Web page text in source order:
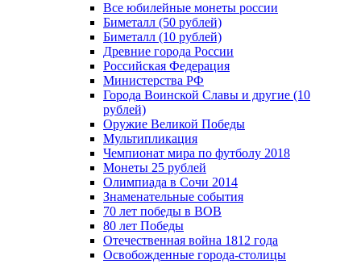
Все юбилейные монеты россии
Биметалл (50 рублей)
Биметалл (10 рублей)
Древние города России
Российская Федерация
Министерства РФ
Города Воинской Славы и другие (10
рублей)
Оружие Великой Победы
Мультипликация
Чемпионат мира по футболу 2018
Монеты 25 рублей
Олимпиада в Сочи 2014
Знаменательные события
70 лет победы в ВОВ
80 лет Победы
Отечественная война 1812 года
Освобожденные города-столицы